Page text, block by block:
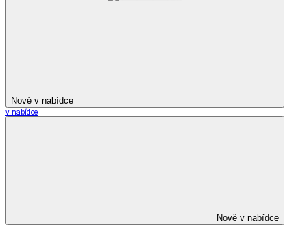
Nově v nabídce
v nabídce
Nově v nabídce